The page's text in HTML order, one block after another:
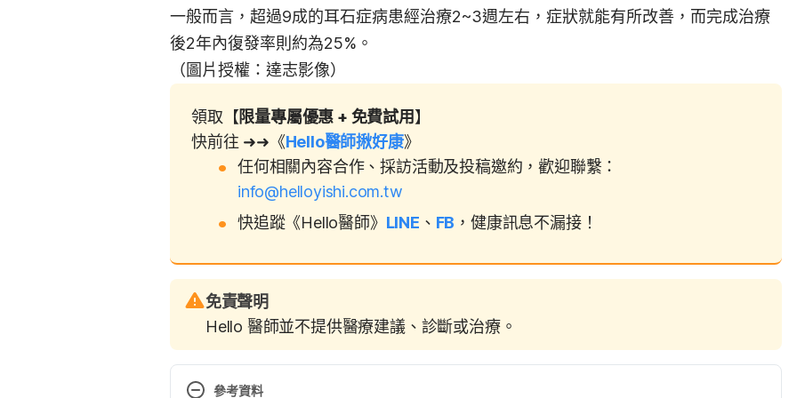
一般而言，超過9成的耳石症病患經治療2~3週左右，症狀就能有所改善，而完成治療
後2年內復發率則約為25%。
（圖片授權：達志影像）
領取【限量專屬優惠 + 免費試用】
快前往 ➜➜《Hello醫師揪好康》
任何相關內容合作、採訪活動及投稿邀約，歡迎聯繫：
info@helloyishi.com.tw
快追蹤《Hello醫師》 LINE 、 FB ，健康訊息不漏接！
免責聲明
Hello 醫師並不提供醫療建議、診斷或治療。
參考資料